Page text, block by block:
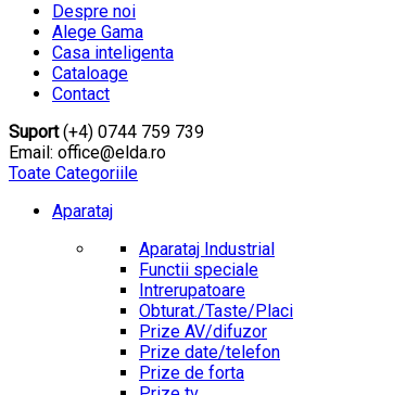
Despre noi
Alege Gama
Casa inteligenta
Cataloage
Contact
Suport(+4) 0744 759 739
Email: office@elda.ro
Toate Categoriile
Aparataj
Aparataj Industrial
Functii speciale
Intrerupatoare
Obturat./Taste/Placi
Prize AV/difuzor
Prize date/telefon
Prize de forta